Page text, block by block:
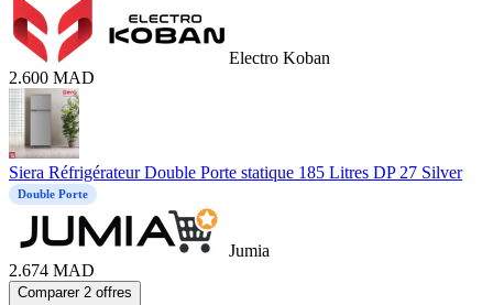
Electro Koban
2.600 MAD
Siera Réfrigérateur Double Porte statique 185 Litres DP 27 Silver
Double Porte
Jumia
2.674 MAD
Comparer 2 offres